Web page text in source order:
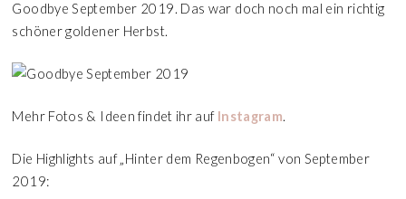
Goodbye September 2019. Das war doch noch mal ein richtig
schöner goldener Herbst.
Mehr Fotos & Ideen findet ihr auf Instagram.
Die Highlights auf „Hinter dem Regenbogen“ von September
2019: